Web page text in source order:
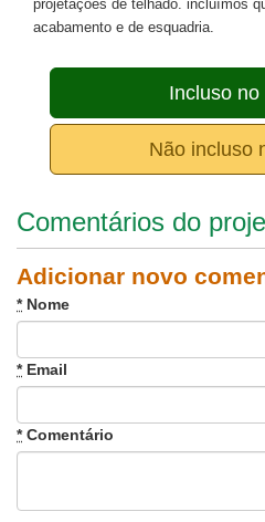
projetações de telhado. incluímos
acabamento e de esquadria.
Incluso no
Não incluso
Comentários do
Adicionar novo
*Nome
*Email
*Comentário